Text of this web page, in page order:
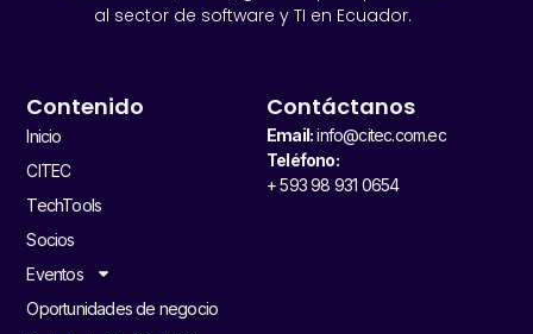
al sector de software y TI en Ecuador.
Contenido
Inicio
CITEC
TechTools
Socios
Eventos
Oportunidades de negocio
Contáctanos
Email:info@citec.com.ec
Teléfono:
+ 593 98 931 0654